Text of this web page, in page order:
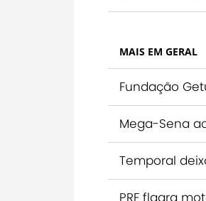
MAIS EM GERAL
Fundação
Mega-Sena
Temporal
PRF flagra